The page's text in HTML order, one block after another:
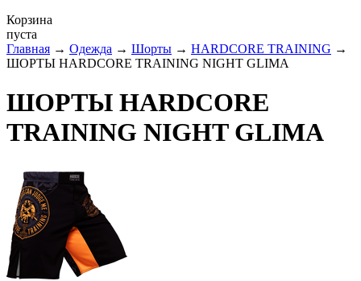
Корзина
пуста
Главная → Одежда → Шорты → HARDCORE TRAINING →
ШОРТЫ HARDCORE TRAINING NIGHT GLIMA
ШОРТЫ HARDCORE
TRAINING NIGHT GLIMA